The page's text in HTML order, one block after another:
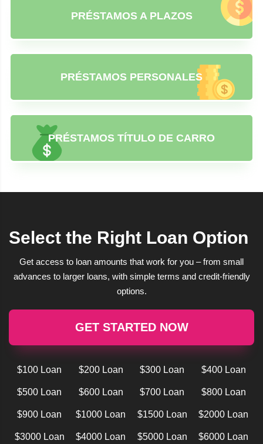
PRÉSTAMOS A PLAZOS
PRÉSTAMOS PERSONALES
PRÉSTAMOS TÍTULO DE CARRO
Select the Right Loan Option
Get access to loan amounts that work for you – from small
advances to larger loans, with simple terms and credit-friendly
options.
GET STARTED NOW
$100 Loan $200 Loan $300 Loan $400 Loan
$500 Loan $600 Loan $700 Loan $800 Loan
$900 Loan $1000 Loan $1500 Loan $2000 Loan
$3000 Loan $4000 Loan $5000 Loan $6000 Loan